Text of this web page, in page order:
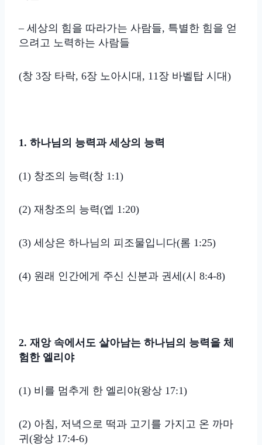
– 세상의 힘을 따라가는 사람들, 특별한 힘을 얻
으려고 노력하는 사람들
(창 3장 타락, 6장 노아시대, 11장 바벨탑 시대)
1. 하나님의 능력과 세상의 능력
(1) 창조의 능력(창 1:1)
(2) 재창조의 능력(엡 1:20)
(3) 세상은 하나님의 피조물입니다(롬 1:25)
(4) 원래 인간에게 주신 신분과 권세(시 8:4-8)
2. 재앙 속에서도 살아남는 하나님의 능력을 체
험한 엘리야
(1) 비를 멈추게 한 엘리야(왕상 17:1)
(2) 아침, 저녁으로 떡과 고기를 가지고 온 까마
귀(왕상 17:4-6)